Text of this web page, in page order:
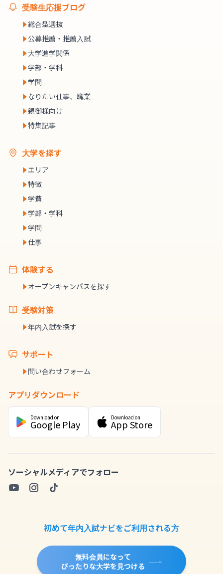
受験生応援ブログ
総合型選抜
公募推薦・推薦入試
大学進学関係
学部・学科
学問
なりたい仕事、職業
親御様向け
特集記事
大学を探す
エリア
特徴
学費
学部・学科
学問
仕事
体験する
オープンキャンパスを探す
受験対策
年内入試を探す
サポート
問い合わせフォーム
アプリダウンロード
Download on
Google Play
Download on
App Store
ソーシャルメディアでフォロー
初めて年内入試ナビをご利用される方
無料会員になって
ぴったりな大学を見つける